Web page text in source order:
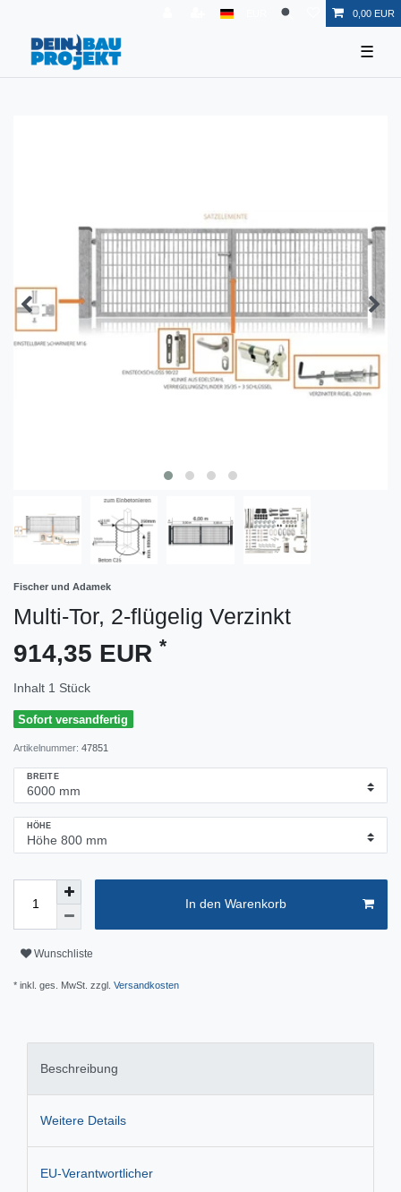
0,00 EUR
☰
Fischer und Adamek
Multi-Tor, 2-flügelig Verzinkt
914,35 EUR *
Inhalt 1 Stück
Sofort versandfertig
Artikelnummer: 47851
BREITE
HÖHE
In den Warenkorb
Wunschliste
* inkl. ges. MwSt. zzgl. Versandkosten
Beschreibung
Weitere Details
EU-Verantwortlicher